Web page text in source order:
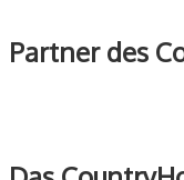
Partner des